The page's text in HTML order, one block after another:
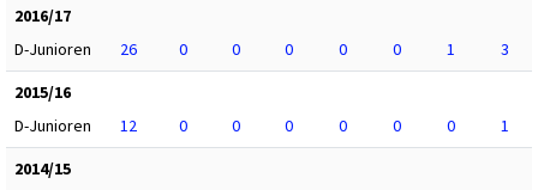
2016/17
D-Junioren
26 0 0 0 0 0 1
3
2015/16
D-Junioren
12 0 0 0 0 0 0
1
2014/15